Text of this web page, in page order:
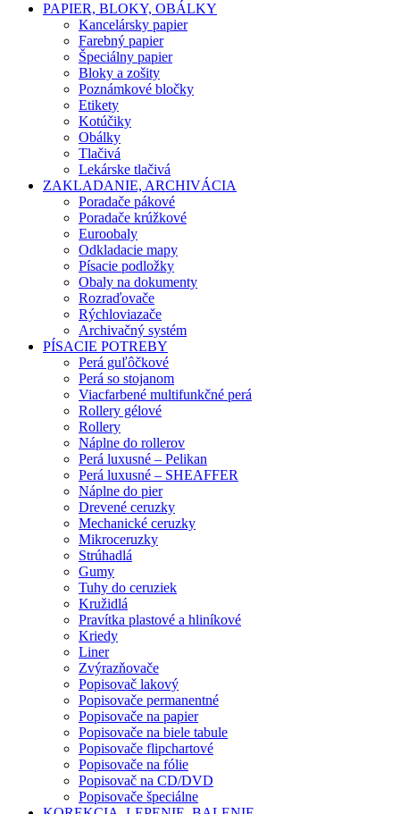
PAPIER, BLOKY, OBÁLKY
Kancelársky papier
Farebný papier
Špeciálny papier
Bloky a zošity
Poznámkové bločky
Etikety
Kotúčiky
Obálky
Tlačivá
Lekárske tlačivá
ZAKLADANIE, ARCHIVÁCIA
Poradače pákové
Poradače krúžkové
Euroobaly
Odkladacie mapy
Písacie podložky
Obaly na dokumenty
Rozraďovače
Rýchloviazače
Archivačný systém
PÍSACIE POTREBY
Perá guľôčkové
Perá so stojanom
Viacfarbené multifunkčné perá
Rollery gélové
Rollery
Náplne do rollerov
Perá luxusné – Pelikan
Perá luxusné – SHEAFFER
Náplne do pier
Drevené ceruzky
Mechanické ceruzky
Mikroceruzky
Strúhadlá
Gumy
Tuhy do ceruziek
Kružidlá
Pravítka plastové a hliníkové
Kriedy
Liner
Zvýrazňovače
Popisovač lakový
Popisovače permanentné
Popisovače na papier
Popisovače na biele tabule
Popisovače flipchartové
Popisovače na fólie
Popisovač na CD/DVD
Popisovače špeciálne